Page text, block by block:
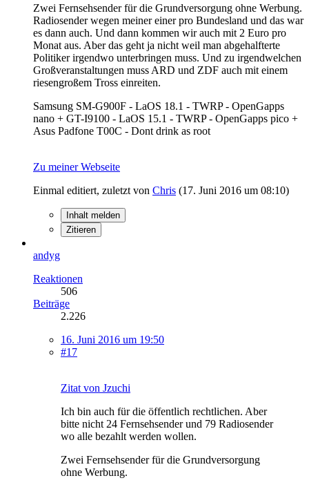
Zwei Fernsehsender für die Grundversorgung ohne Werbung.
Radiosender wegen meiner einer pro Bundesland und das war
es dann auch. Und dann kommen wir auch mit 2 Euro pro
Monat aus. Aber das geht ja nicht weil man abgehalfterte
Politiker irgendwo unterbringen muss. Und zu irgendwelchen
Großveranstaltungen muss ARD und ZDF auch mit einem
riesengroßem Tross einreiten.
Samsung SM-G900F - LaOS 18.1 - TWRP - OpenGapps
nano + GT-I9100 - LaOS 15.1 - TWRP - OpenGapps pico +
Asus Padfone T00C - Dont drink as root
Zu meiner Webseite
Einmal editiert, zuletzt von Chris (17. Juni 2016 um 08:10)
Inhalt melden
Zitieren
andyg
Reaktionen
506
Beiträge
2.226
16. Juni 2016 um 19:50
#17
Zitat von Jzuchi
Ich bin auch für die öffentlich rechtlichen. Aber
bitte nicht 24 Fernsehsender und 79 Radiosender
wo alle bezahlt werden wollen.
Zwei Fernsehsender für die Grundversorgung
ohne Werbung.